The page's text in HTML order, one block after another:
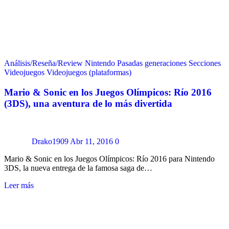
Análisis/Reseña/Review Nintendo Pasadas generaciones Secciones
Videojuegos Videojuegos (plataformas)
Mario & Sonic en los Juegos Olímpicos: Río 2016
(3DS), una aventura de lo más divertida
Drako1909Abr 11, 2016 0
Mario & Sonic en los Juegos Olímpicos: Río 2016 para Nintendo
3DS, la nueva entrega de la famosa saga de…
Leer más